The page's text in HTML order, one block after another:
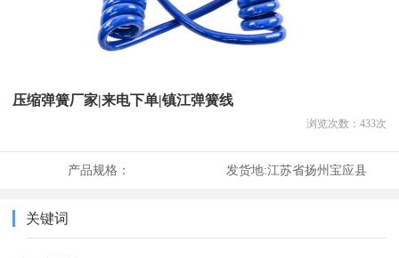
压缩弹簧厂家|来电下单|镇江弹簧线
浏览次数： 433次
产品规格： 发货地:江苏省扬州宝应县
关键词